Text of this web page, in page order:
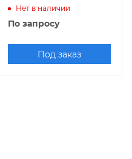
200текс, синий
Нет в наличии
По запросу
Под заказ